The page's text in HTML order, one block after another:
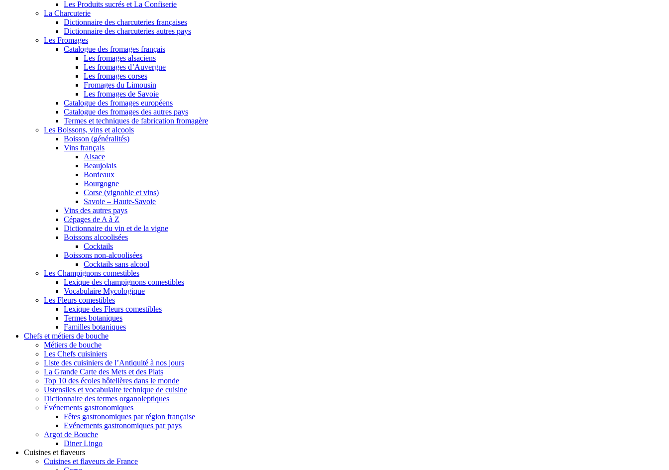
Les Produits sucrés et La Confiserie
La Charcuterie
Dictionnaire des charcuteries françaises
Dictionnaire des charcuteries autres pays
Les Fromages
Catalogue des fromages français
Les fromages alsaciens
Les fromages d’Auvergne
Les fromages corses
Fromages du Limousin
Les fromages de Savoie
Catalogue des fromages européens
Catalogue des fromages des autres pays
Termes et techniques de fabrication fromagère
Les Boissons, vins et alcools
Boisson (généralités)
Vins français
Alsace
Beaujolais
Bordeaux
Bourgogne
Corse (vignoble et vins)
Savoie – Haute-Savoie
Vins des autres pays
Cépages de A à Z
Dictionnaire du vin et de la vigne
Boissons alcoolisées
Cocktails
Boissons non-alcoolisées
Cocktails sans alcool
Les Champignons comestibles
Lexique des champignons comestibles
Vocabulaire Mycologique
Les Fleurs comestibles
Lexique des Fleurs comestibles
Termes botaniques
Familles botaniques
Chefs et métiers de bouche
Métiers de bouche
Les Chefs cuisiniers
Liste des cuisiniers de l’Antiquité à nos jours
La Grande Carte des Mets et des Plats
Top 10 des écoles hôtelières dans le monde
Ustensiles et vocabulaire technique de cuisine
Dictionnaire des termes organoleptiques
Événements gastronomiques
Fêtes gastronomiques par région française
Evénements gastronomiques par pays
Argot de Bouche
Diner Lingo
Cuisines et flaveurs
Cuisines et flaveurs de France